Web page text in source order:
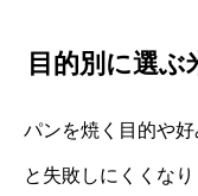
目的別に選
パンを焼く目的や
と失敗しにくくな